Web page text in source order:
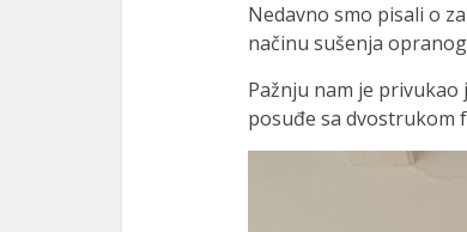
Nedavno smo pisali o
načinu sušenja
Pažnju nam je privukao
posuđe sa dvostrukom